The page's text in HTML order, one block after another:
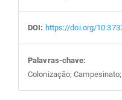
DOI: https://doi.org/
Palavras-chave:
Colonização;